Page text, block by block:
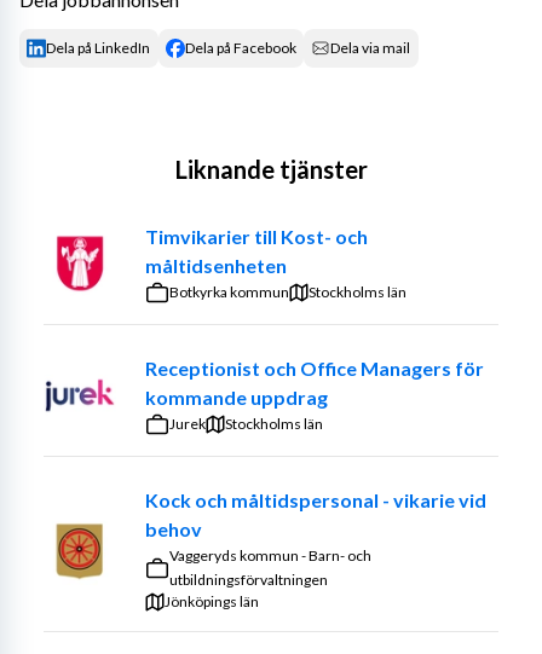
Dela på LinkedIn Dela på Facebook Dela via mail
Liknande tjänster
Timvikarier till Kost- och
måltidsenheten
Botkyrka kommun Stockholms län
Receptionist och Office Managers för
kommande uppdrag
Jurek Stockholms län
Kock och måltidspersonal - vikarie vid
behov
Vaggeryds kommun - Barn- och
utbildningsförvaltningen
Jönköpings län